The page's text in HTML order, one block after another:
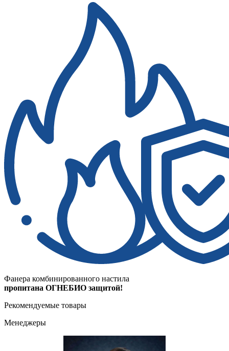
Фанера комбинированного настила
пропитана ОГНЕБИО защитой!
Рекомендуемые товары
Менеджеры